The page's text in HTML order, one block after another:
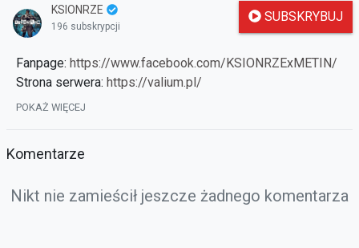
KSIONRZE
196 subskrypcji
SUBSKRYBUJ
Fanpage: https://www.facebook.com/KSIONRZExMETIN/
Strona serwera: https://valium.pl/
Fanpage Valium:
POKAŻ WIĘCEJ
Komentarze
Nikt nie zamieścił jeszcze żadnego komentarza